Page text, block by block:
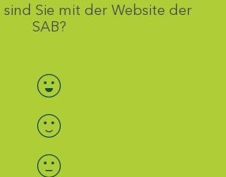
Sie mit der Website der
SAB?
Bewertung auswählen